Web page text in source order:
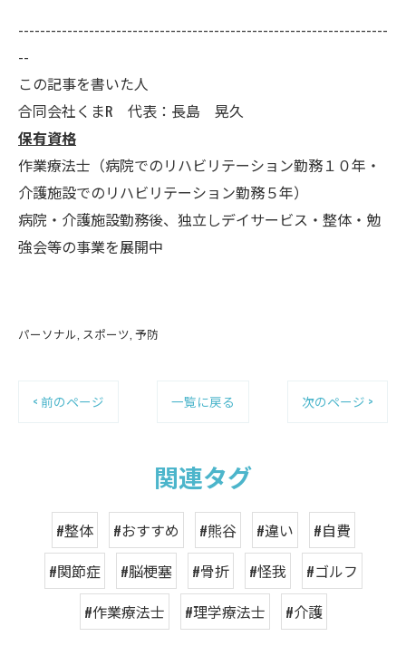
--------------------------------------------------------------------
--
この記事を書いた人
合同会社くまR 代表：長島 晃久
保有資格
作業療法士（病院でのリハビリテーション勤務１０年・
介護施設でのリハビリテーション勤務５年）
病院・介護施設勤務後、独立しデイサービス・整体・勉
強会等の事業を展開中
パーソナル スポーツ 予防
< 前のページ 一覧に戻る 次のページ >
関連タグ
#整体 #おすすめ #熊谷 #違い
#自費
#関節症
#脳梗塞 #骨折 #怪我
#ゴルフ
#作業療法士
#理学療法士 #介護